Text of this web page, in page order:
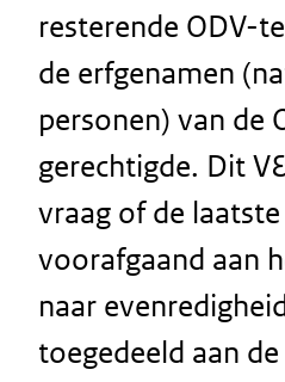
resterende ODV-
de erfgenamen
personen) van de
gerechtigde. Dit
vraag of de
voorafgaand aan
naar
toegedeeld aan